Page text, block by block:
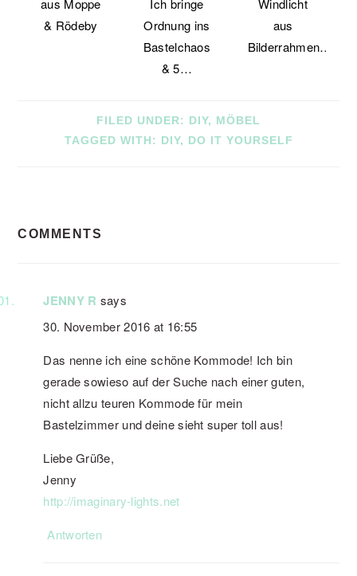
aus Moppe
& Rödeby
Ich bringe
Ordnung ins
Bastelchaos
& 5…
Windlicht
aus
Bilderrahmen…
FILED UNDER: DIY, MÖBEL
TAGGED WITH: DIY, DO IT YOURSELF
INTERACTIONS
COMMENTS
JENNY R says
30. November 2016 at 16:55
Das nenne ich eine schöne Kommode! Ich bin
gerade sowieso auf der Suche nach einer guten,
nicht allzu teuren Kommode für mein
Bastelzimmer und deine sieht super toll aus!
Liebe Grüße,
Jenny
http://imaginary-lights.net
Antworten